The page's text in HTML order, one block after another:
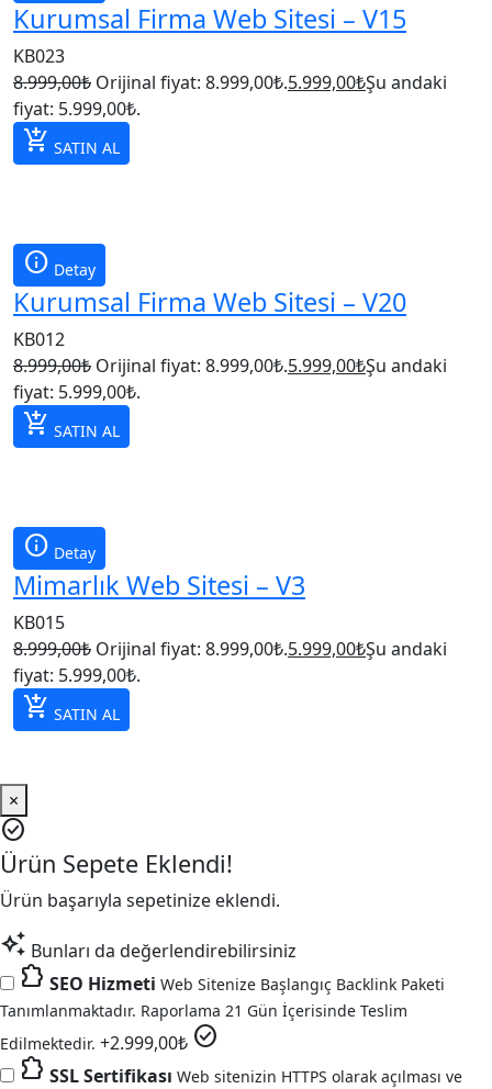
Kurumsal Firma Web Sitesi – V15
KB023
8.999,00₺ Orijinal fiyat: 8.999,00₺.5.999,00₺Şu andaki
fiyat: 5.999,00₺.
add_shopping_cart SATIN AL
info Detay
Kurumsal Firma Web Sitesi – V20
KB012
8.999,00₺ Orijinal fiyat: 8.999,00₺.5.999,00₺Şu andaki
fiyat: 5.999,00₺.
add_shopping_cart SATIN AL
info Detay
Mimarlık Web Sitesi – V3
KB015
8.999,00₺ Orijinal fiyat: 8.999,00₺.5.999,00₺Şu andaki
fiyat: 5.999,00₺.
add_shopping_cart SATIN AL
×
check_circle
Ürün Sepete Eklendi!
Ürün başarıyla sepetinize eklendi.
auto_awesome Bunları da değerlendirebilirsiniz
extension SEO Hizmeti Web Sitenize Başlangıç Backlink Paketi
Tanımlanmaktadır. Raporlama 21 Gün İçerisinde Teslim
Edilmektedir. +2.999,00₺ check_circle
extension SSL Sertifikası Web sitenizin HTTPS olarak açılması ve